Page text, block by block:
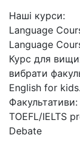
Наші курси:
Language
Language
Курс для
вибрати
English for kids.
TOEFL/IELTS
Debate